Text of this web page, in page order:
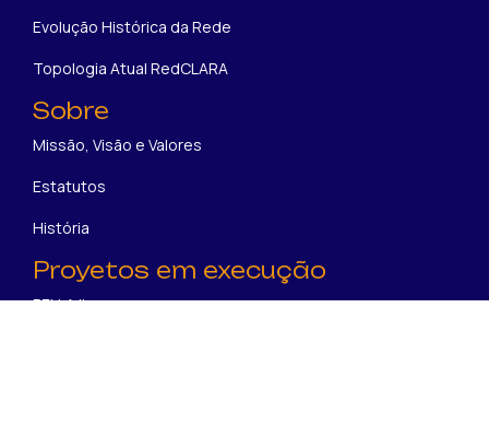
Evolução Histórica da Rede
Topologia Atual RedCLARA
Sobre
Missão, Visão e Valores
Estatutos
História
Proyetos em execução
BELLA II